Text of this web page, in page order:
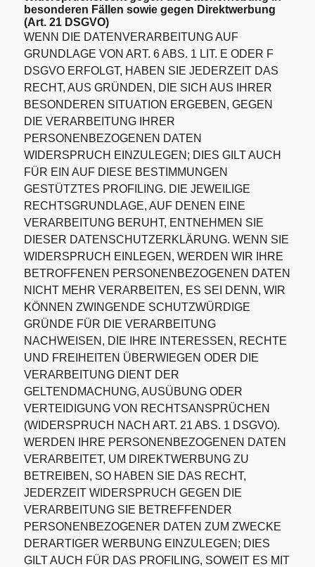
besonderen Fällen sowie gegen Direktwerbung
(Art. 21 DSGVO)
WENN DIE DATENVERARBEITUNG AUF
GRUNDLAGE VON ART. 6 ABS. 1 LIT. E ODER F
DSGVO ERFOLGT, HABEN SIE JEDERZEIT DAS
RECHT, AUS GRÜNDEN, DIE SICH AUS IHRER
BESONDEREN SITUATION ERGEBEN, GEGEN
DIE VERARBEITUNG IHRER
PERSONENBEZOGENEN DATEN
WIDERSPRUCH EINZULEGEN; DIES GILT AUCH
FÜR EIN AUF DIESE BESTIMMUNGEN
GESTÜTZTES PROFILING. DIE JEWEILIGE
RECHTSGRUNDLAGE, AUF DENEN EINE
VERARBEITUNG BERUHT, ENTNEHMEN SIE
DIESER DATENSCHUTZERKLÄRUNG. WENN SIE
WIDERSPRUCH EINLEGEN, WERDEN WIR IHRE
BETROFFENEN PERSONENBEZOGENEN DATEN
NICHT MEHR VERARBEITEN, ES SEI DENN, WIR
KÖNNEN ZWINGENDE SCHUTZWÜRDIGE
GRÜNDE FÜR DIE VERARBEITUNG
NACHWEISEN, DIE IHRE INTERESSEN, RECHTE
UND FREIHEITEN ÜBERWIEGEN ODER DIE
VERARBEITUNG DIENT DER
GELTENDMACHUNG, AUSÜBUNG ODER
VERTEIDIGUNG VON RECHTSANSPRÜCHEN
(WIDERSPRUCH NACH ART. 21 ABS. 1 DSGVO).
WERDEN IHRE PERSONENBEZOGENEN DATEN
VERARBEITET, UM DIREKTWERBUNG ZU
BETREIBEN, SO HABEN SIE DAS RECHT,
JEDERZEIT WIDERSPRUCH GEGEN DIE
VERARBEITUNG SIE BETREFFENDER
PERSONENBEZOGENER DATEN ZUM ZWECKE
DERARTIGER WERBUNG EINZULEGEN; DIES
GILT AUCH FÜR DAS PROFILING, SOWEIT ES MIT